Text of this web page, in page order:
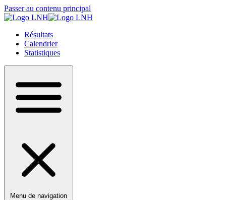
Passer au contenu principal
Résultats
Calendrier
Statistiques
Menu de navigation